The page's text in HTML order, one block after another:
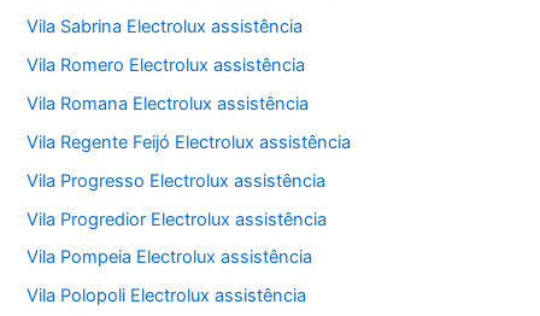
Vila Sabrina Electrolux assistência
Vila Romero Electrolux assistência
Vila Romana Electrolux assistência
Vila Regente Feijó Electrolux assistência
Vila Progresso Electrolux assistência
Vila Progredior Electrolux assistência
Vila Pompeia Electrolux assistência
Vila Polopoli Electrolux assistência